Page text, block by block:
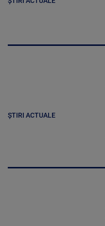
ȘTIRI ACTUALE